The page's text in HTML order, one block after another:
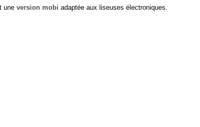
une version mobi adaptée aux liseuses électroniques.